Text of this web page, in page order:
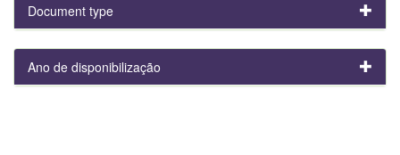
Document type
Ano de disponibilização